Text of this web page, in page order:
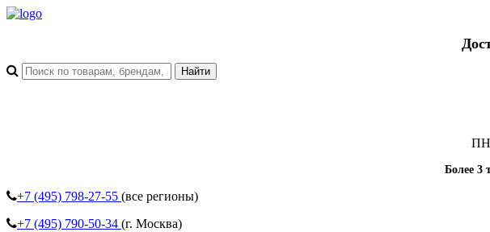
Более 3
+7 (495) 798-27-55 (все регионы)
+7 (495) 790-50-34 (г. Москва)